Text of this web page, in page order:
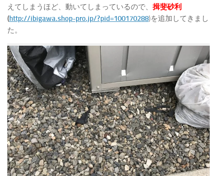
えてしまうほど、動いてしまっているので、 揖斐砂利
(http://ibigawa.shop-pro.jp/?pid=100170288)を追加してきまし
た。